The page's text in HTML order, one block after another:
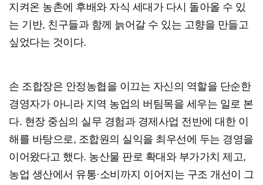
지켜온 농촌에 후배와 자식 세대가 다시 돌아올 수 있
는 기반, 친구들과 함께 늙어갈 수 있는 고향을 만들고
싶었다는 것이다.
손 조합장은 안정농협을 이끄는 자신의 역할을 단순한
경영자가 아니라 지역 농업의 버팀목을 세우는 일로 본
다. 현장 중심의 실무 경험과 경제사업 전반에 대한 이
해를 바탕으로, 조합원의 실익을 최우선에 두는 경영을
이어왔다고 했다. 농산물 판로 확대와 부가가치 제고,
농업 생산에서 유통·소비까지 이어지는 구조 개선이 그